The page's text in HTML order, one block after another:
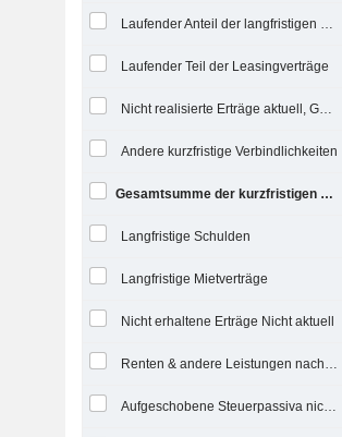
Laufender Anteil der langfristigen Verschuldung
Laufender Teil der Leasingverträge
Nicht realisierte Erträge aktuell, Gesamt
Andere kurzfristige Verbindlichkeiten
Gesamtsumme der kurzfristigen Verbindlichkeiten
Langfristige Schulden
Langfristige Mietverträge
Nicht erhaltene Erträge Nicht aktuell
Renten & andere Leistungen nach dem Ruhestand
Aufgeschobene Steuerpassiva nicht aktuell